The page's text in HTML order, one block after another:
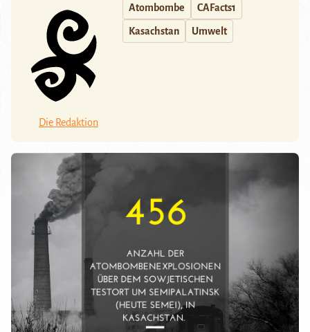
Die Redaktion
Atombombe CAFacts1
Kasachstan Umwelt